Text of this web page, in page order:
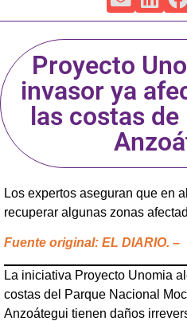
Proyecto
invasor ya
las costas
Los expertos aseguran que en
recuperar algunas zonas
Fuente original: EL DIARIO. –
La iniciativa Proyecto Unomia
costas del Parque Nacional
Anzoátegui tienen daños